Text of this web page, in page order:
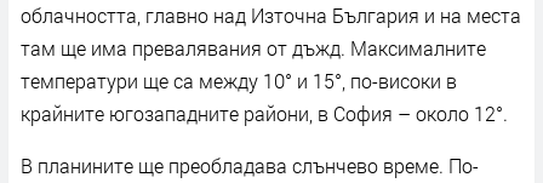
облачността, главно над Източна България и на места
там ще има превалявания от дъжд. Максималните
температури ще са между 10° и 15°, по-високи в
крайните югозападните райони, в София – около 12°.
В планините ще преобладава слънчево време. По-